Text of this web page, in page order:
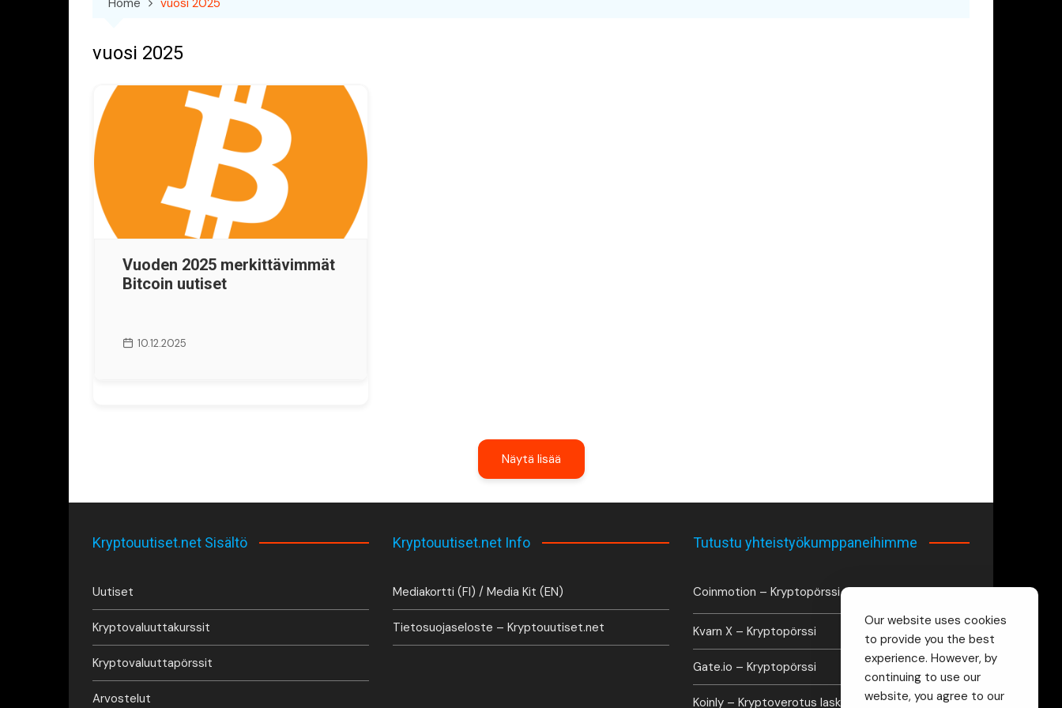
vuosi 2025
Vuoden 2025 merkittävimmät
Bitcoin uutiset
10.12.2025
Näytä lisää
Kryptouutiset.net Sisältö
Uutiset
Kryptovaluuttakurssit
Kryptovaluuttapörssit
Arvostelut
Kryptouutiset.net Info
Mediakortti (FI) / Media Kit (EN)
Tietosuojaseloste – Kryptouutiset.net
Tutustu yhteistyökumppaneihimme
Coinmotion – Kryptopörssi
Kvarn X – Kryptopörssi
Gate.io – Kryptopörssi
Koinly – Kryptoverotus laskuri
Our website uses cookies
to provide you the best
experience. However, by
continuing to use our
website, you agree to our